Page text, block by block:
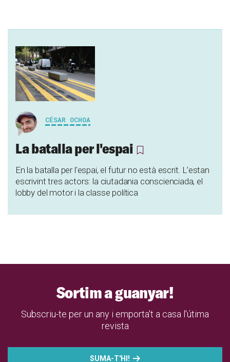
CÉSAR OCHOA
La batalla per l'espai
En la batalla per l'espai, el futur no està escrit. L’estan
escrivint tres actors: la ciutadania conscienciada, el
lobby del motor i la classe política
Sortim a guanyar!
Subscriu-te per un any i emporta't a casa l'útima
revista
SUMA-T'HI!